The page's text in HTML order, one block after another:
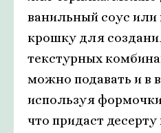
ванильный соус
крошку для
текстурных
можно подавать и в
используя
что придаст